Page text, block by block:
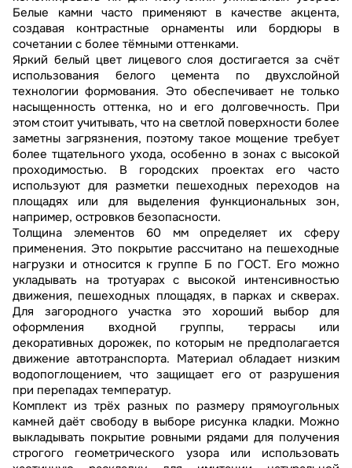
Белые камни часто применяют в качестве акцента,
создавая контрастные орнаменты или бордюры в
сочетании с более тёмными оттенками.
Яркий белый цвет лицевого слоя достигается за счёт
использования белого цемента по двухслойной
технологии формования. Это обеспечивает не только
насыщенность оттенка, но и его долговечность. При
этом стоит учитывать, что на светлой поверхности более
заметны загрязнения, поэтому такое мощение требует
более тщательного ухода, особенно в зонах с высокой
проходимостью. В городских проектах его часто
используют для разметки пешеходных переходов на
площадях или для выделения функциональных зон,
например, островков безопасности.
Толщина элементов 60 мм определяет их сферу
применения. Это покрытие рассчитано на пешеходные
нагрузки и относится к группе Б по ГОСТ. Его можно
укладывать на тротуарах с высокой интенсивностью
движения, пешеходных площадях, в парках и скверах.
Для загородного участка это хороший выбор для
оформления входной группы, террасы или
декоративных дорожек, по которым не предполагается
движение автотранспорта. Материал обладает низким
водопоглощением, что защищает его от разрушения
при перепадах температур.
Комплект из трёх разных по размеру прямоугольных
камней даёт свободу в выборе рисунка кладки. Можно
выкладывать покрытие ровными рядами для получения
строгого геометрического узора или использовать